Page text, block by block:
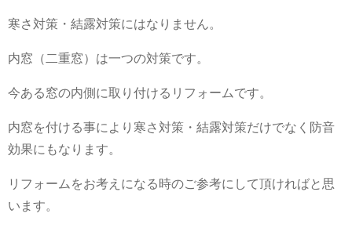
寒さ対策・結露対策にはなりません。
内窓（二重窓）は一つの対策です。
今ある窓の内側に取り付けるリフォームです。
内窓を付ける事により寒さ対策・結露対策だけでなく防音
効果にもなります。
リフォームをお考えになる時のご参考にして頂ければと思
います。